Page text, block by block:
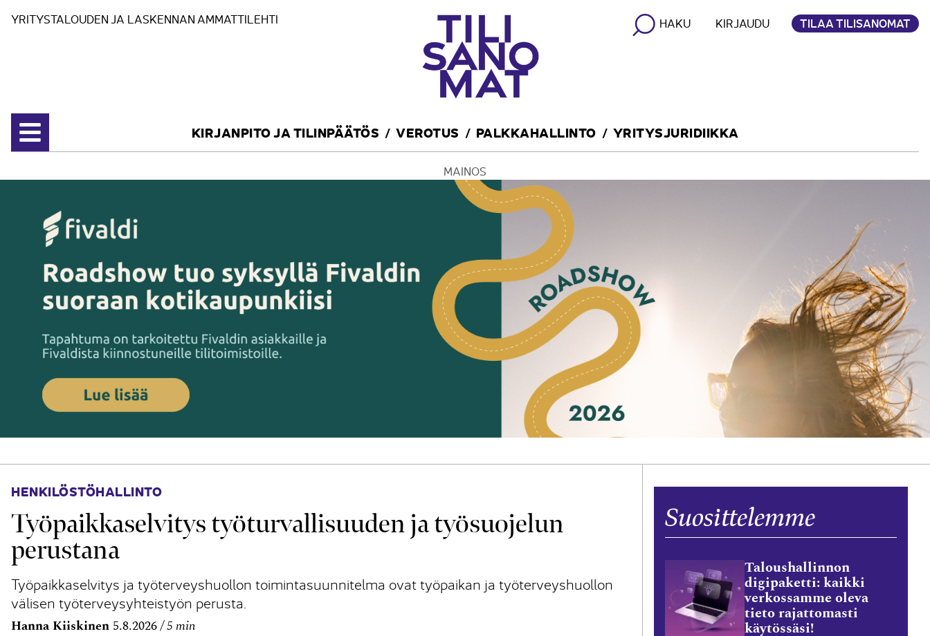
YRITYSTALOUDEN JA LASKENNAN AMMATTILEHTI HAKU KIRJAUDU TILAA TILISANOMAT
Avaa valikko
KIRJANPITO JA TILINPÄÄTÖS VEROTUS PALKKAHALLINTO YRITYSJURIDIIKKA
MAINOS
HENKILÖSTÖHALLINTO
Työpaikkaselvitys työturvallisuuden ja työsuojelun
perustana
Työpaikkaselvitys ja työterveyshuollon toimintasuunnitelma ovat työpaikan ja työterveyshuollon
välisen työterveysyhteistyön perusta.
Hanna Kiiskinen 5.8.2026 5 min
Suosittelemme
Taloushallinnon
digipaketti: kaikki
verkossamme oleva
tieto rajattomasti
käytössäsi!